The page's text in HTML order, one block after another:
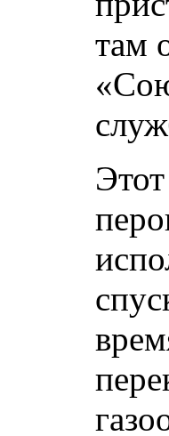
там